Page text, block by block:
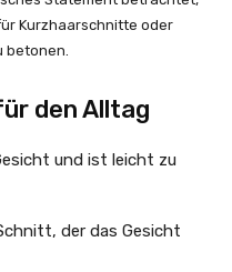
Kurzhaarschnitte oder
betonen.
den Alltag
und ist leicht zu
der das Gesicht